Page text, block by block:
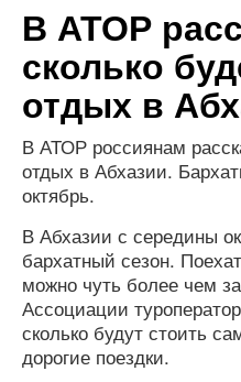
В АТОР
сколько
отдых в
В АТОР россиянам
отдых в Абхазии.
октябрь.
В Абхазии с середины
бархатный сезон.
можно чуть более чем
Ассоциации
сколько будут стоить
дорогие поездки.